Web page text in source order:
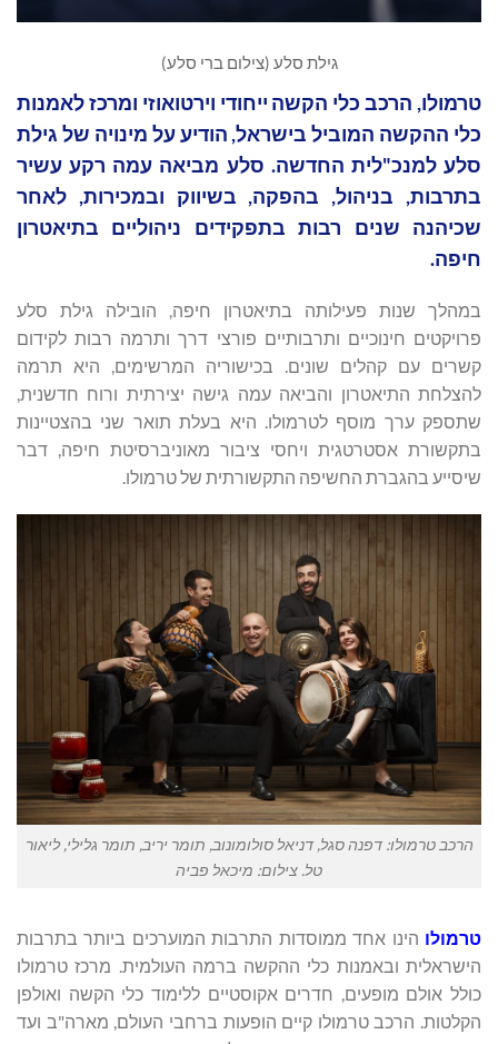
גילת סלע (צילום ברי סלע)
טרמולו, הרכב כלי הקשה ייחודי וירטואוזי ומרכז לאמנות
כלי ההקשה המוביל בישראל, הודיע על מינויה של גילת
סלע למנכ"לית החדשה. סלע מביאה עמה רקע עשיר
בתרבות, בניהול, בהפקה, בשיווק ובמכירות, לאחר
שכיהנה שנים רבות בתפקידים ניהוליים בתיאטרון
חיפה.
במהלך שנות פעילותה בתיאטרון חיפה, הובילה גילת סלע
פרויקטים חינוכיים ותרבותיים פורצי דרך ותרמה רבות לקידום
קשרים עם קהלים שונים. בכישוריה המרשימים, היא תרמה
להצלחת התיאטרון והביאה עמה גישה יצירתית ורוח חדשנית,
שתספק ערך מוסף לטרמולו. היא בעלת תואר שני בהצטיינות
בתקשורת אסטרטגית ויחסי ציבור מאוניברסיטת חיפה, דבר
שיסייע בהגברת החשיפה התקשורתית של טרמולו.
הרכב טרמולו: דפנה סגל, דניאל סולומונוב, תומר יריב, תומר גלילי, ליאור
טל. צילום: מיכאל פביה
טרמולו הינו אחד ממוסדות התרבות המוערכים ביותר בתרבות
הישראלית ובאמנות כלי ההקשה ברמה העולמית. מרכז טרמולו
כולל אולם מופעים, חדרים אקוסטיים ללימוד כלי הקשה ואולפן
הקלטות. הרכב טרמולו קיים הופעות ברחבי העולם, מארה"ב ועד